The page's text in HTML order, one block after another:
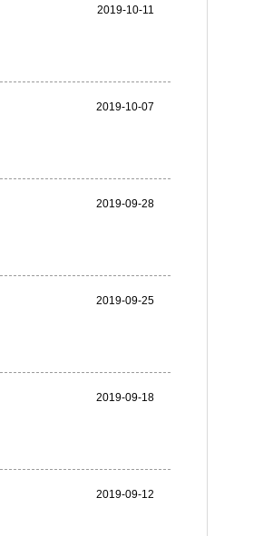
2019-10-11
2019-10-07
2019-09-28
2019-09-25
2019-09-18
2019-09-12